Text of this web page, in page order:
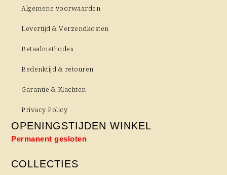
Algemene voorwaarden
Levertijd & Verzendkosten
Betaalmethodes
Bedenktijd & retouren
Garantie & Klachten
Privacy Policy
OPENINGSTIJDEN WINKEL
Permanent gesloten
COLLECTIES